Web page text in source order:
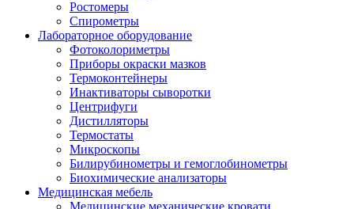
Ростомеры
Спирометры
Лабораторное оборудование
Фотоколориметры
Приборы окраски мазков
Термоконтейнеры
Инактиваторы сыворотки
Центрифуги
Дистилляторы
Термостаты
Микроскопы
Билирубинометры и гемоглобинометры
Биохимические анализаторы
Медицинская мебель
Медицинские механические кровати